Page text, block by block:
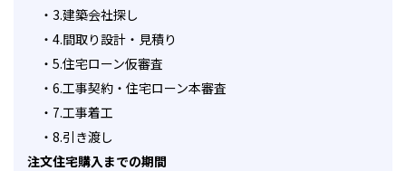
・ 3.建築会社探し
・ 4.間取り設計・見積り
・ 5.住宅ローン仮審査
・ 6.工事契約・住宅ローン本審査
・ 7.工事着工
・ 8.引き渡し
注文住宅購入までの期間